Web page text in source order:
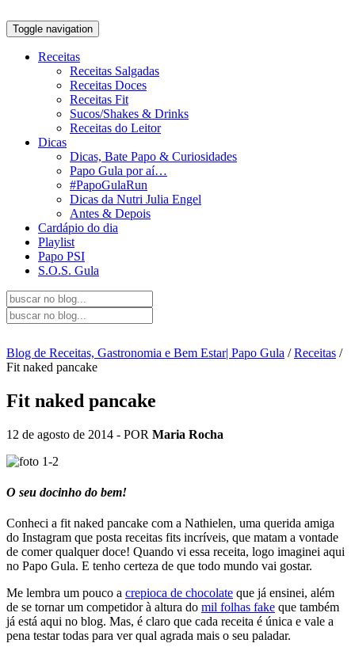
Toggle navigation
Receitas
Receitas Salgadas
Receitas Doces
Receitas Fit
Sucos/Shakes & Drinks
Receitas do Leitor
Dicas
Dicas, Bate Papo & Curiosidades
Papo Gula por aí…
#PapoGulaRun
Dicas da Nutri Julia Engel
Antes & Depois
Cardápio do dia
Playlist
Papo PSI
S.O.S. Gula
Blog de Receitas, Gastronomia e Bem Estar| Papo Gula /Receitas /
Fit naked pancake
Fit naked pancake
12 de agosto de 2014 - POR Maria Rocha
O seu docinho do bem!
Conheci a fit naked pancake com a Nathielen, uma querida amiga
do Instagram que posta receitas fits incríveis, que matam a vontade
de comer qualquer doce! Quando vi essa receita, logo imaginei aqui
no Papo Gula. E tenho certeza de que todo mundo vai gostar.
Me lembra um pouco a crepioca de chocolate que já ensinei, além
de se tornar um competidor à altura do mil folhas fake que também
já está aqui no blog. Mas, é claro que cada receita é única e vale a
pena testar todas para ver qual agrada mais o seu paladar.